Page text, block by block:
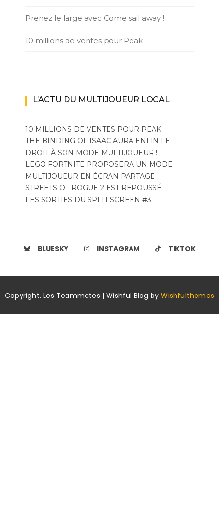
Prenez le large avec Come sail away !
10 millions de ventes pour Peak
L’ACTU DU MULTIJOUEUR LOCAL
10 MILLIONS DE VENTES POUR PEAK
THE BINDING OF ISAAC AURA ENFIN LE
DROIT À SON MODE MULTIJOUEUR !
LEGO FORTNITE PROPOSERA UN MODE
MULTIJOUEUR EN ÉCRAN PARTAGÉ
STREETS OF ROGUE 2 EST REPOUSSÉ
LES SORTIES DU SPLIT SCREEN #3
BLUESKY INSTAGRAM TIKTOK
Copyright. Les Teammates | Wishful Blog byWishfulthemes